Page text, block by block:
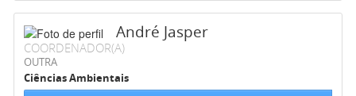
André Jasper
COORDENADOR(A)
OUTRA
Ciências Ambientais